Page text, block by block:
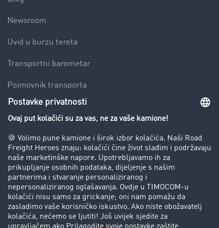
Newsroom
Uvid u burzu tereta
Transportni barometar
Pojmovnik transporta
Zabrana vožnje za kamione
Poduzeće
Priče o uspjehu
Stranke preporučuju stranku
Pravna pitanja
Impresum